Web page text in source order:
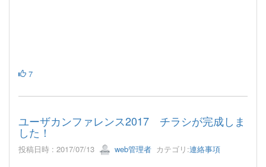
7
ユーザカンファレンス2017 チラシが完成しま
した！
投稿日時 : 2017/07/13 web管理者 カテゴリ:連絡事項